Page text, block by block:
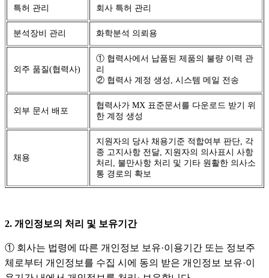
특허 관리 회사 특허 관리
분석장비 관리 화학분석 의뢰용
외주 품질(협력사)
① 협력사에서 납품된 제품의 불량 이력 관
리
② 협력사 계정 생성, 시스템 메일 전송
외부 문서 배포
협력사가 MX 표준문서를 다운로드 받기 위
한 계정 생성
채용
지원자의 당사 채용기준 적합여부 판단, 각
종 고지사항 전달, 지원자의 의사표시 사항
처리, 불만사항 처리 및 기타 원활한 의사소
통 경로의 확보
2. 개인정보의 처리 및 보유기간
① 회사는 법령에 따른 개인정보 보유·이용기간 또는 정보주
체로부터 개인정보를 수집 시에 동의 받은 개인정보 보유·이